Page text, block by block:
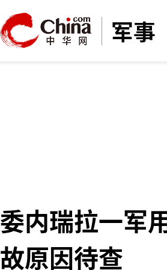
军事
委内瑞拉一军
故原因待查